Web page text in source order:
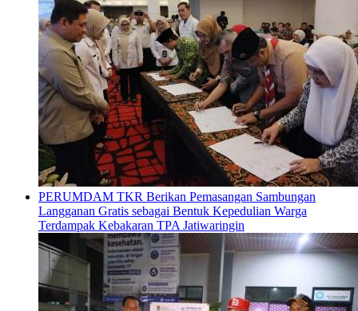
PERUMDAM TKR Berikan Pemasangan Sambungan
Langganan Gratis sebagai Bentuk Kepedulian Warga
Terdampak Kebakaran TPA Jatiwaringin